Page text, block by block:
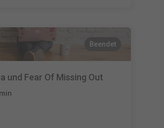
Beendet
und Fear Of Missing Out